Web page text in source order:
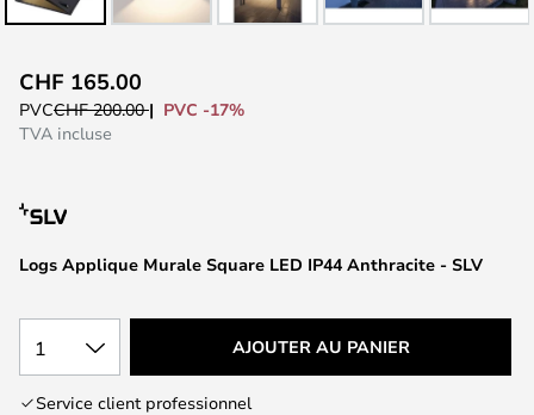
to
the
the
gallery
Logs Applique Murale Square LED IP44 Anthracite - SLV
CHF 165.00
PVCCHF 200.00
PVC -17%
TVA incluse
1 AJOUTER AU PANIER
Service client professionnel